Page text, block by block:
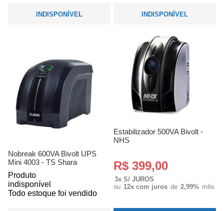
INDISPONÍVEL INDISPONÍVEL
Nobreak 600VA Bivolt UPS
Mini 4003 - TS Shara
Produto
indisponível
Todo estoque foi vendido
Estabilizador 500VA Bivolt -
NHS
R$ 399,00
3x S/ JUROS
ou 12x com juros de 2,99% mês